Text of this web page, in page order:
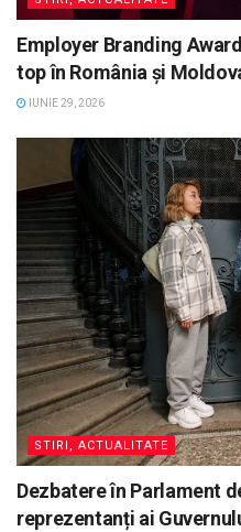
Employer Branding
top în România și
IUNIE 29, 2026
STIRI, ACTUALITATE
Dezbatere în Parlament
reprezentanți ai